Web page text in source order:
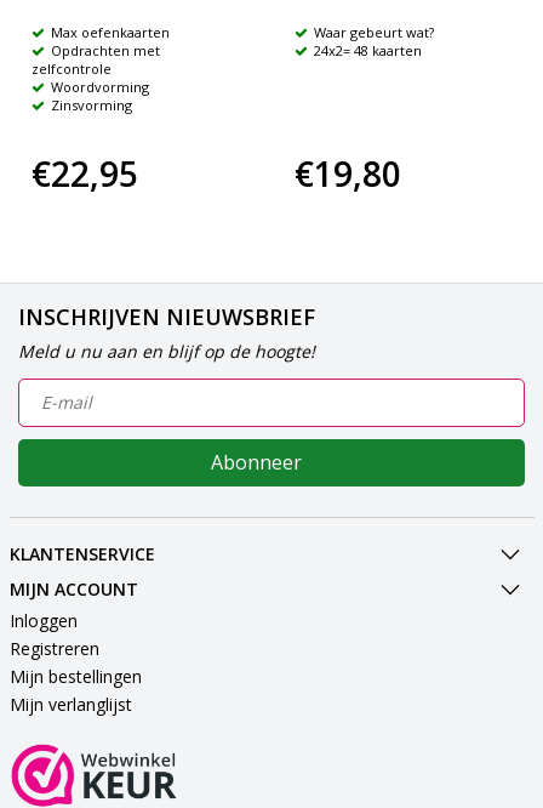
Max oefenkaarten
Opdrachten met
zelfcontrole
Woordvorming
Zinsvorming
€22,95
Waar gebeurt wat?
24x2= 48 kaarten
€19,80
INSCHRIJVEN NIEUWSBRIEF
Meld u nu aan en blijf op de hoogte!
Abonneer
KLANTENSERVICE
MIJN ACCOUNT
Inloggen
Registreren
Mijn bestellingen
Mijn verlanglijst